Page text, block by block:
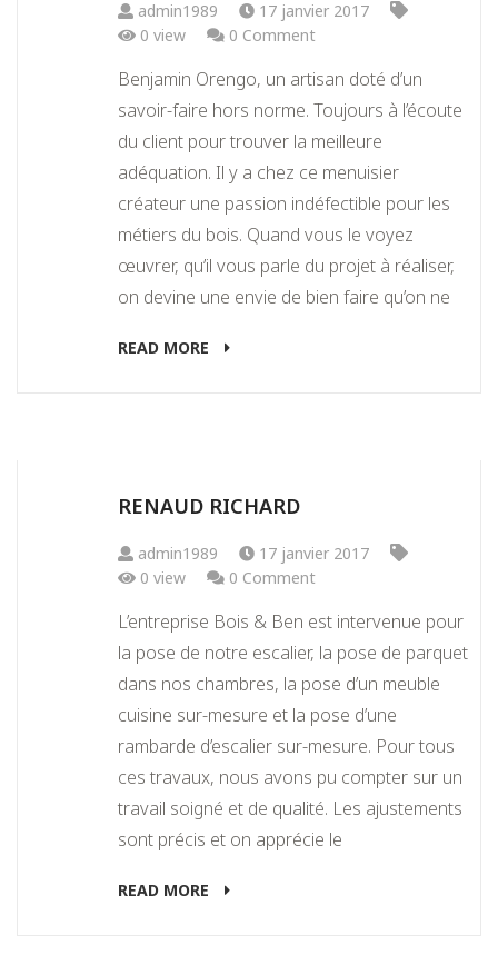
admin1989
17 janvier 2017
0 view
0 Comment
Benjamin Orengo, un artisan doté d’un
savoir-faire hors norme. Toujours à l’écoute
du client pour trouver la meilleure
adéquation. Il y a chez ce menuisier
créateur une passion indéfectible pour les
métiers du bois. Quand vous le voyez
œuvrer, qu’il vous parle du projet à réaliser,
on devine une envie de bien faire qu’on ne
READ MORE
RENAUD RICHARD
admin1989
17 janvier 2017
0 view
0 Comment
L’entreprise Bois & Ben est intervenue pour
la pose de notre escalier, la pose de parquet
dans nos chambres, la pose d’un meuble
cuisine sur-mesure et la pose d’une
rambarde d’escalier sur-mesure. Pour tous
ces travaux, nous avons pu compter sur un
travail soigné et de qualité. Les ajustements
sont précis et on apprécie le
READ MORE